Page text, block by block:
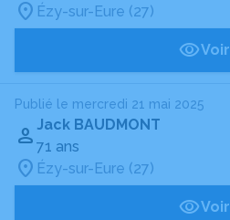
Ézy-sur-Eure (27)
Voir
Publié le mercredi 21 mai 2025
Jack BAUDMONT
71 ans
Ézy-sur-Eure (27)
Voir